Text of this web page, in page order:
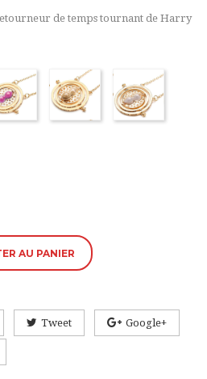
de temps tournant de Harry
Rose Jaune Gris
AU PANIER
Tweet Google+